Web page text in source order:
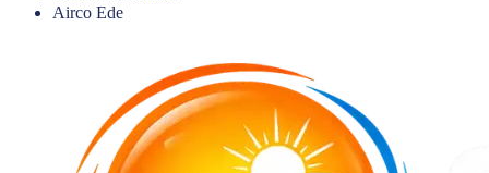
Airco Ede